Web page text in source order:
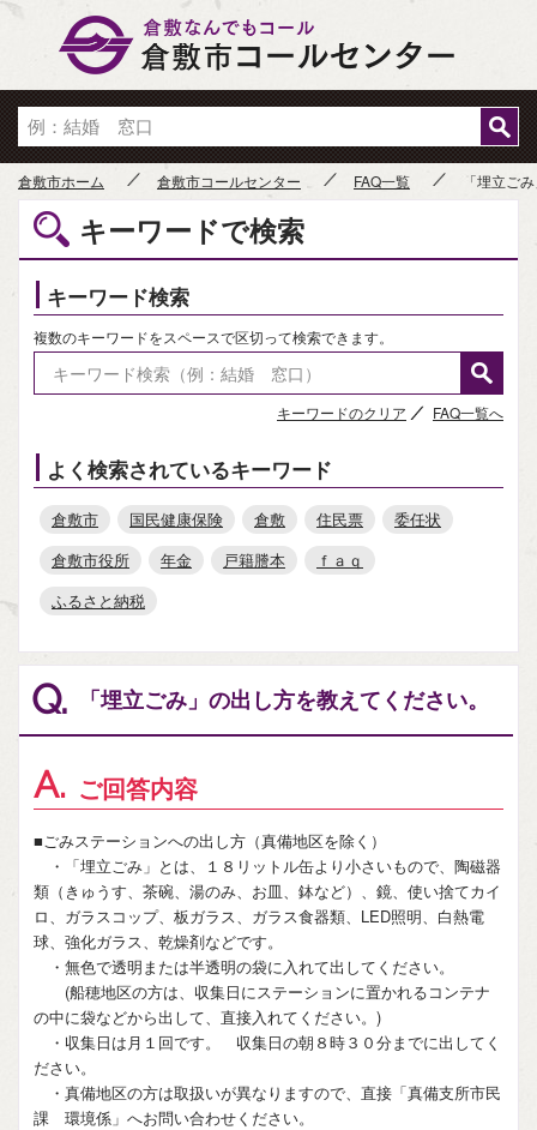
倉敷市ホーム 倉敷市コールセンター FAQ一覧 「埋立ご
キーワードで検索
キーワード検索
複数のキーワードをスペースで区切って検索できます。
キーワードのクリア FAQ一覧へ
よく検索されているキーワード
倉敷市 国民健康保険 倉敷 住民票
委任状
倉敷市役所
年金 戸籍謄本
ｆａｑ
ふるさと納税
Q. 「埋立ごみ」の出し方を教えてください。
A. ご回答内容
■ごみステーションへの出し方（真備地区を除く）
・「埋立ごみ」とは、１８リットル缶より小さいもので、陶磁器
類（きゅうす、茶碗、湯のみ、お皿、鉢など）、鏡、使い捨てカイ
ロ、ガラスコップ、板ガラス、ガラス食器類、LED照明、白熱電
球、強化ガラス、乾燥剤などです。
・無色で透明または半透明の袋に入れて出してください。
(船穂地区の方は、収集日にステーションに置かれるコンテナ
の中に袋などから出して、直接入れてください。)
・収集日は月１回です。 収集日の朝８時３０分までに出してく
ださい。
・真備地区の方は取扱いが異なりますので、直接「真備支所市民
課 環境係」へお問い合わせください。